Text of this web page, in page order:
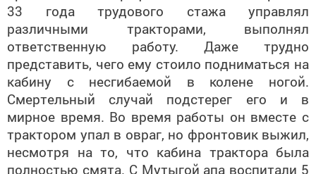
различными тракторами, выполнял
ответственную работу. Даже трудно
представить, чего ему стоило подниматься на
кабину с несгибаемой в колене ногой.
Смертельный случай подстерег его и в
мирное время. Во время работы он вместе с
трактором упал в овраг, но фронтовик выжил,
несмотря на то, что кабина трактора была
полностью смята. С Мутыгой апа воспитали 5